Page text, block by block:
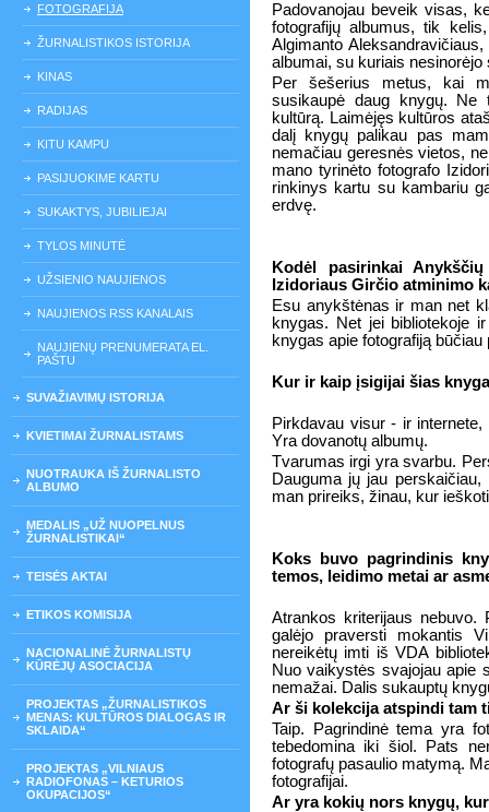
FOTOGRAFIJA
ŽURNALISTIKOS ISTORIJA
KINAS
RADIJAS
KITU KAMPU
PASIJUOKIME KARTU
SUKAKTYS, JUBILIEJAI
TYLOS MINUTĖ
UŽSIENIO NAUJIENOS
NAUJIENOS RSS KANALAIS
NAUJIENŲ PRENUMERATA EL.
PAŠTU
SUVAŽIAVIMŲ ISTORIJA
KVIETIMAI ŽURNALISTAMS
NUOTRAUKA IŠ ŽURNALISTO
ALBUMO
MEDALIS „UŽ NUOPELNUS
ŽURNALISTIKAI“
TEISĖS AKTAI
ETIKOS KOMISIJA
NACIONALINĖ ŽURNALISTŲ
KŪRĖJŲ ASOCIACIJA
PROJEKTAS „ŽURNALISTIKOS
MENAS: KULTŪROS DIALOGAS IR
SKLAIDA“
PROJEKTAS „VILNIAUS
RADIOFONAS – KETURIOS
OKUPACIJOS“
Padovanojau beveik visas,
fotografijų albumus, tik
Algimanto
albumai, su kuriais nesinorėjo
Per šešerius metus, kai
susikaupė daug knygų. Ne
kultūrą. Laimėjęs kultūros
dalį knygų palikau pas
nemačiau geresnės vietos,
mano tyrinėto fotografo
rinkinys kartu su kambariu
erdvę.
Kodėl pasirinkai
Izidoriaus Girčio atminimo
Esu anykštėnas ir man net
knygas. Net jei bibliotekoje
knygas apie fotografiją
Kur ir kaip įsigijai šias
Pirkdavau visur - ir
Yra dovanotų albumų.
Tvarumas irgi yra svarbu.
Dauguma jų jau
man prireiks, žinau, kur
Koks buvo pagrindinis
temos, leidimo metai ar
Atrankos kriterijaus
galėjo praversti mokantis
nereikėtų imti iš VDA
Nuo vaikystės svajojau apie
nemažai. Dalis sukauptų
Ar ši kolekcija atspindi tam
Taip. Pagrindinė tema yra
tebedomina iki šiol. Pats
fotografų pasaulio matymą.
fotografijai.
Ar yra kokių nors knygų,